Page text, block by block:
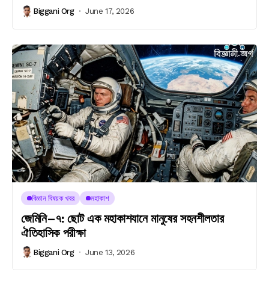
Biggani Org June 17, 2026
বিজ্ঞান বিষয়ক খবর মহাকাশ
জেমিনি–৭: ছোট এক মহাকাশযানে মানুষের সহনশীলতার
ঐতিহাসিক পরীক্ষা
Biggani Org June 13, 2026